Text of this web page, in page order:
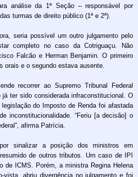
análise da 1ª Seção – responsável por
turmas de direito público (1ª e 2ª).
seria possível um outro julgamento pelo
completo no caso da Cotriguaçu. Não
Falcão e Herman Benjamin. O primeiro
orais e o segundo estava ausente.
recorrer ao Supremo Tribunal Federal
ter sido considerada infraconstitucional. O
do Imposto de Renda foi afastada
inconstitucionalidade. “Feriu [a decisão] o
afirma Patrícia.
sinalizar a posição dos ministros em
de outros tributos. Um caso de IPI
de ICMS. Porém, a ministra Regina Helena
vista, abriu divergência no julgamento e foi